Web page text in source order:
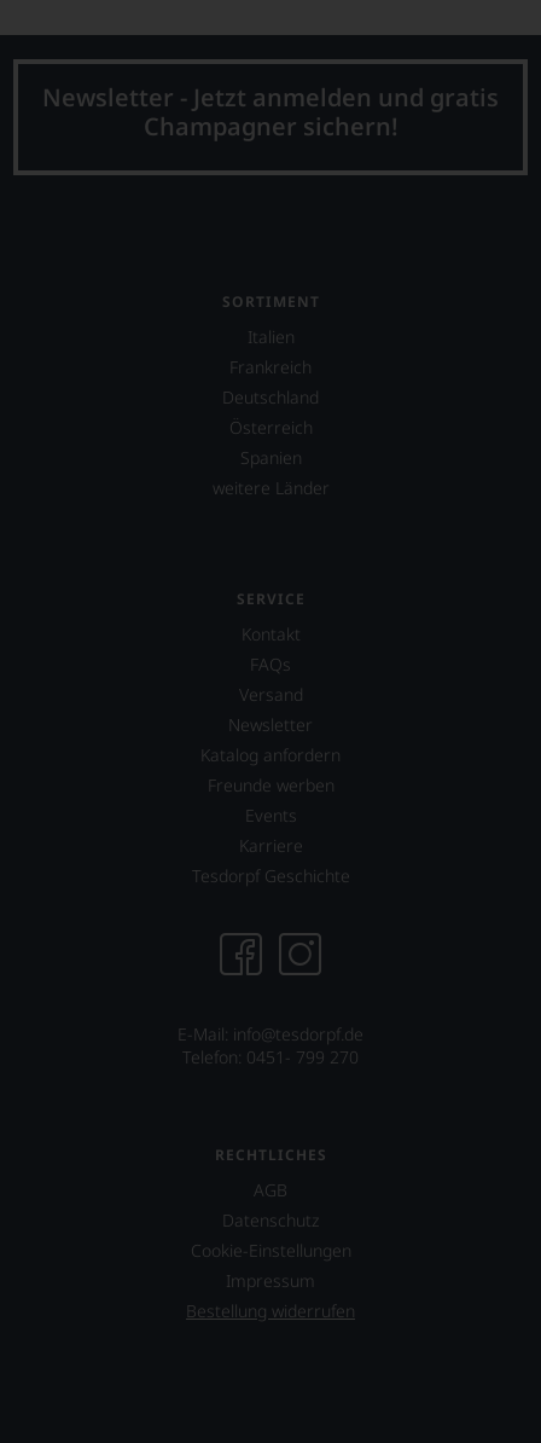
Newsletter - Jetzt anmelden und gratis
Champagner sichern!
SORTIMENT
Italien
Frankreich
Deutschland
Österreich
Spanien
weitere Länder
SERVICE
Kontakt
FAQs
Versand
Newsletter
Katalog anfordern
Freunde werben
Events
Karriere
Tesdorpf Geschichte
E-Mail: info@tesdorpf.de
Telefon: 0451- 799 270
RECHTLICHES
AGB
Datenschutz
Cookie-Einstellungen
Impressum
Bestellung widerrufen